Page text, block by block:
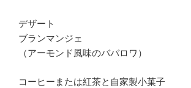
デザート
ブランマンジェ
（アーモンド風味のババロワ）
コーヒーまたは紅茶と自家製小菓子